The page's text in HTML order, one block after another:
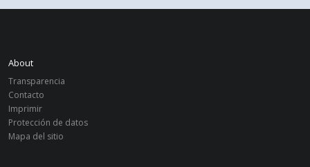
About
Transparencia
Contacto
Imprimir
Protección de datos
Mapa del sitio